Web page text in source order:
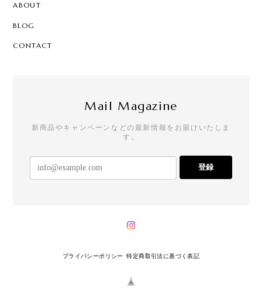
ABOUT
BLOG
CONTACT
Mail Magazine
新商品やキャンペーンなどの最新情報をお届けいたしま
す。
登録
プライバシーポリシー 特定商取引法に基づく表記